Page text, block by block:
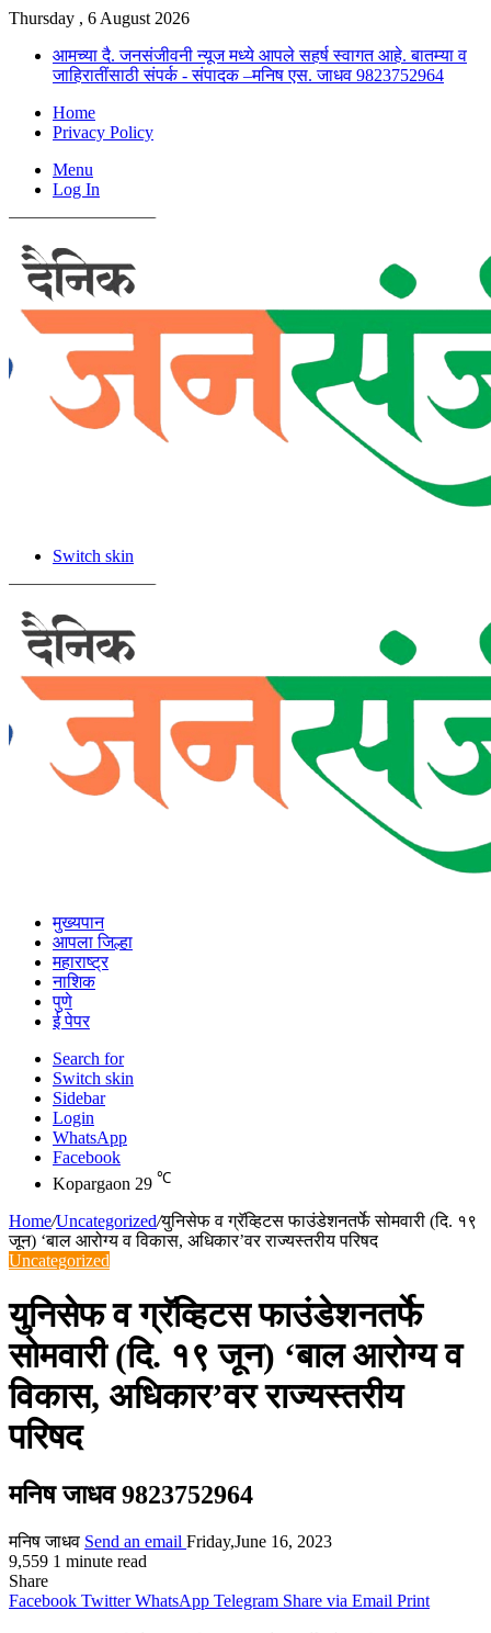
Thursday , 6 August 2026
आमच्या दै. जनसंजीवनी न्यूज मध्ये आपले सहर्ष स्वागत आहे. बातम्या व
जाहिरातींसाठी संपर्क - संपादक –मनिष एस. जाधव 9823752964
Home
Privacy Policy
Menu
Log In
Switch skin
मुख्यपान
आपला जिल्हा
महाराष्ट्र
नाशिक
पुणे
ई पेपर
Search for
Switch skin
Sidebar
Login
WhatsApp
Facebook
Kopargaon 29 ℃
Home/Uncategorized/युनिसेफ व ग्रॅव्हिटस फाउंडेशनतर्फे सोमवारी (दि. १९
जून) ‘बाल आरोग्य व विकास, अधिकार’वर राज्यस्तरीय परिषद
Uncategorized
युनिसेफ व ग्रॅव्हिटस फाउंडेशनतर्फे
सोमवारी (दि. १९ जून) ‘बाल आरोग्य व
विकास, अधिकार’वर राज्यस्तरीय
परिषद
मनिष जाधव 9823752964
मनिष जाधव Send an email Friday,June 16, 2023
9,559 1 minute read
Share
Facebook Twitter WhatsApp Telegram Share via Email Print